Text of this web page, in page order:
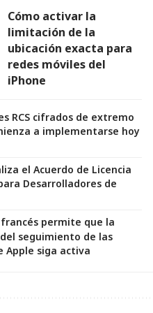
Cómo activar la
limitación de la
ubicación exacta para
redes móviles del
iPhone
RCS cifrados de extremo
a implementarse hoy
el Acuerdo de Licencia
Desarrolladores de
permite que la
seguimiento de las
Apple siga activa